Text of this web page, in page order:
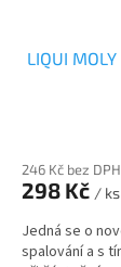
LIQUI
246 Kč bez DPH
298 Kč / ks
Jedná se o
spalování a s